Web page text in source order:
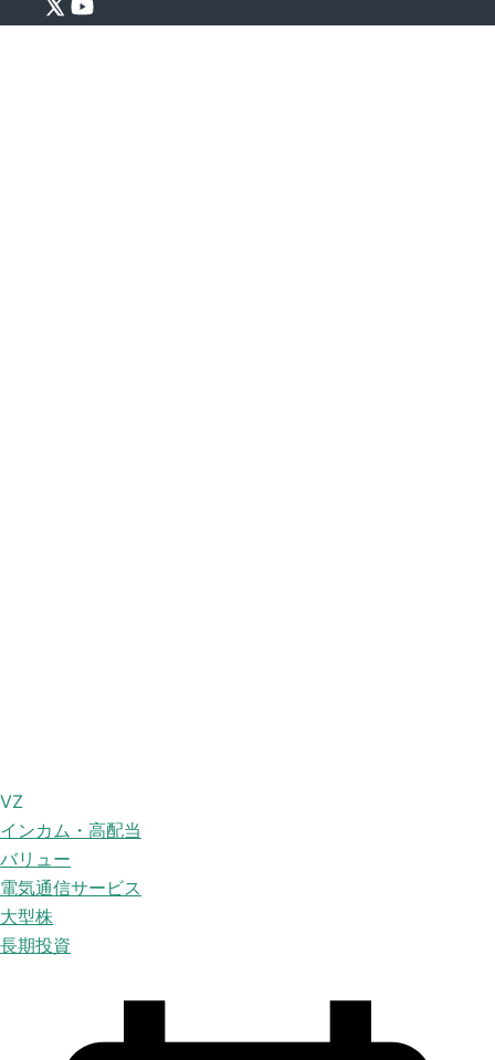
VZ
インカム・高配当
バリュー
電気通信サービス
大型株
長期投資